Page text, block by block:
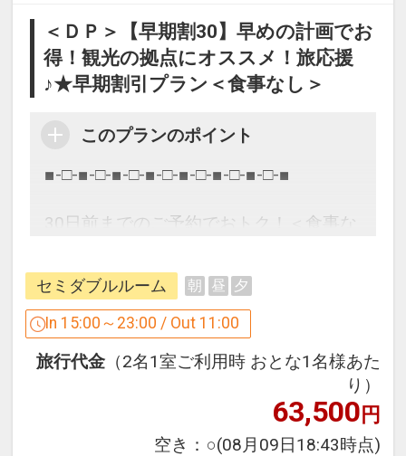
＜ＤＰ＞【早期割30】早めの計画でお
得！観光の拠点にオススメ！旅応援
♪★早期割引プラン＜食事なし＞
このプランのポイント
■-□-■-□-■-□-■-□-■-□-■-□-■-□-■
30日前までのご予約でおトク！＜食事な
■-□-■-□-■-□-■-□-■-□-■-□-■-□-■
お出かけの予定が決まったらこのプラン
で早めにご予約を♪
ホテル京阪 仙台ではチェックイン前・チ
セミダブルルーム 朝 昼 夕
In 15:00～23:00 / Out 11:00
旅行代金 （2名1室ご利用時 おとな1名様あた
り）
63,500円
空き： ○(08月09日18:43時点)